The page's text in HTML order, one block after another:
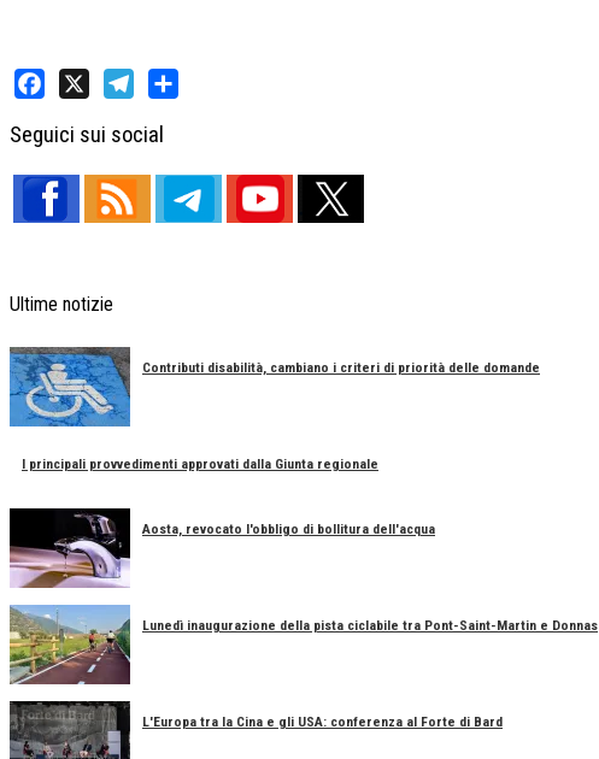
Seguici sui social
Ultime notizie
Contributi disabilità, cambiano i criteri di priorità delle domande
I principali provvedimenti approvati dalla Giunta regionale
Aosta, revocato l'obbligo di bollitura dell'acqua
Lunedì inaugurazione della pista ciclabile tra Pont-Saint-Martin e Donnas
L'Europa tra la Cina e gli USA: conferenza al Forte di Bard